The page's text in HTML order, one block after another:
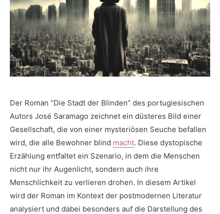
Der Roman “Die Stadt ‍der Blinden”⁣ des portugiesischen
Autors José Saramago zeichnet ein düsteres Bild einer
Gesellschaft, die⁣ von einer mysteriösen Seuche befallen
wird, die alle⁤ Bewohner blind macht. ‌Diese dystopische
Erzählung entfaltet⁢ ein Szenario, in dem die Menschen
nicht nur‍ ihr Augenlicht, sondern auch ihre
Menschlichkeit zu verlieren drohen. In ⁢diesem Artikel
wird der ⁢Roman im Kontext der postmodernen Literatur
analysiert und dabei besonders auf ‌die Darstellung des